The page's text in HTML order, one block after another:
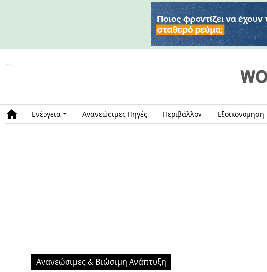
--
Ενέργεια Ανανεώσιμες Πηγές Περιβάλλον Εξοικονόμηση
Ανανεώσιμες & Βιώσιμη Ανάπτυξη